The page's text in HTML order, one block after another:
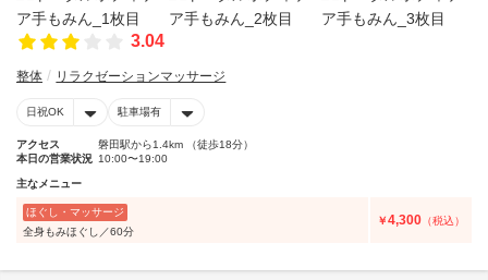
3.04
整体 リラクゼーションマッサージ
日祝OK 駐車場有
アクセス
磐田駅から1.4km （徒歩18分）
本日の営業状況 10:00〜19:00
主なメニュー
ほぐし・マッサージ
全身もみほぐし／60分
￥4,300 （税込）